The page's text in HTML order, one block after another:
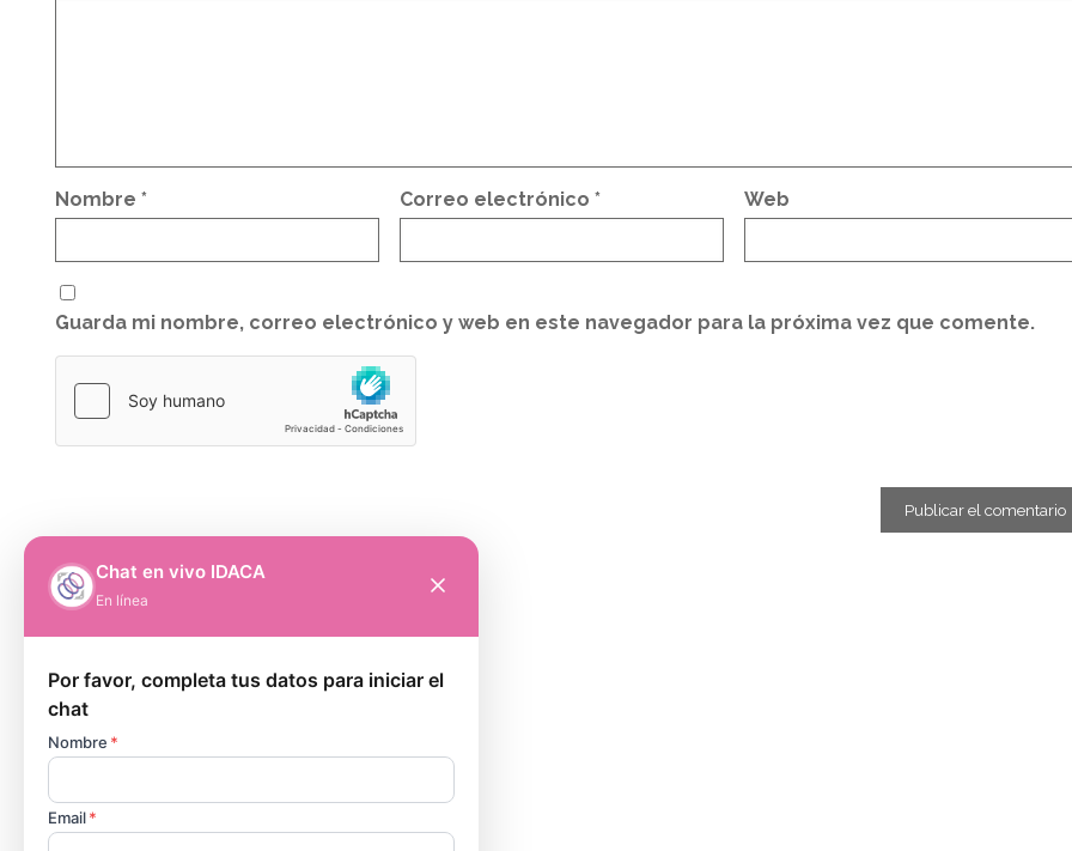
Nombre * Correo electrónico * Web
Guarda mi nombre, correo electrónico y web en este navegador para la próxima vez que comente.